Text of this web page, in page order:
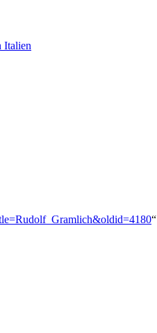
Italien
“